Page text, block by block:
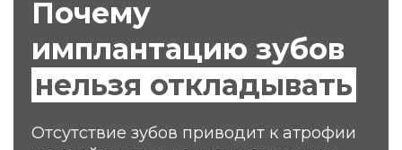
Почему
имплантацию зубов
нельзя откладывать
Отсутствие зубов приводит к атрофии